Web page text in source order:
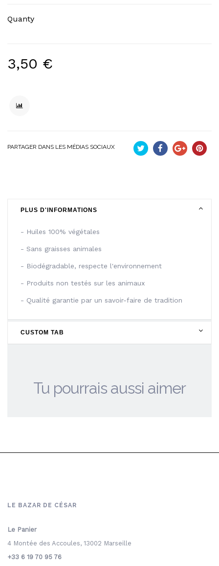
Quanty
3,50 €
PARTAGER DANS LES MÉDIAS SOCIAUX
PLUS D'INFORMATIONS
- Huiles 100% végétales
- Sans graisses animales
- Biodégradable, respecte l'environnement
- Produits non testés sur les animaux
- Qualité garantie par un savoir-faire de tradition
CUSTOM TAB
Tu pourrais aussi aimer
LE BAZAR DE CÉSAR
Le Panier
4 Montée des Accoules, 13002 Marseille
+33 6 19 70 95 76